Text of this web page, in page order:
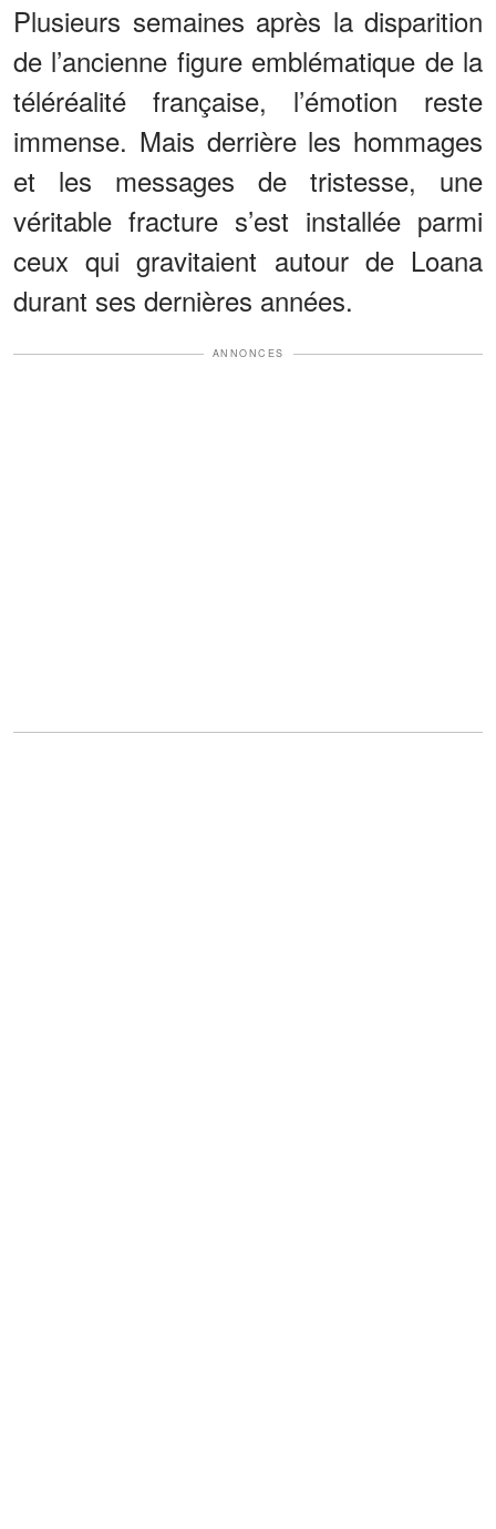
Plusieurs semaines après la disparition
de l’ancienne figure emblématique de la
téléréalité française, l’émotion reste
immense. Mais derrière les hommages
et les messages de tristesse, une
véritable fracture s’est installée parmi
ceux qui gravitaient autour de Loana
durant ses dernières années.
ANNONCES